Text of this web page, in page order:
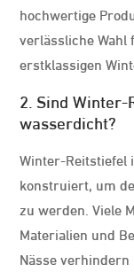
hochwertige
verlässliche Wahl
erstklassigen
2. Sind
wasserdicht?
Winter-Reitstiefel
konstruiert, um
zu werden. Viele
Materialien und
Nässe